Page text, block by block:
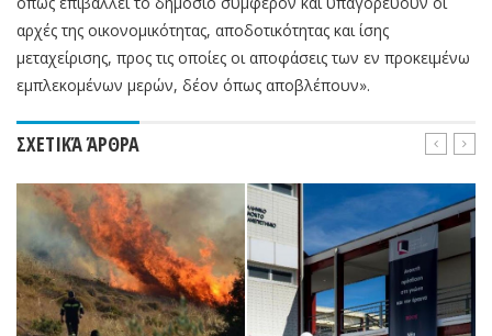
αρχές της οικονομικότητας, αποδοτικότητας και ίσης
μεταχείρισης, προς τις οποίες οι αποφάσεις των εν προκειμένω
εμπλεκομένων μερών, δέον όπως αποβλέπουν».
ΣΧΕΤΙΚΆ ΆΡΘΡΑ